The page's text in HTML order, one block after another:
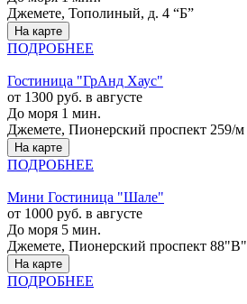
Джемете, Тополиный, д. 4 “Б”
На карте
ПОДРОБНЕЕ
Гостиница "ГрАнд Хаус"
от 1300 руб. в августе
До моря 1 мин.
Джемете, Пионерский проспект 259/м
На карте
ПОДРОБНЕЕ
Мини Гостиница "Шале"
от 1000 руб. в августе
До моря 5 мин.
Джемете, Пионерский проспект 88"В"
На карте
ПОДРОБНЕЕ